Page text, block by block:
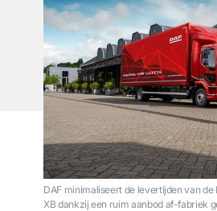
DAF minimaliseert de levertijden van de
XB dankzij een ruim aanbod af-fabriek